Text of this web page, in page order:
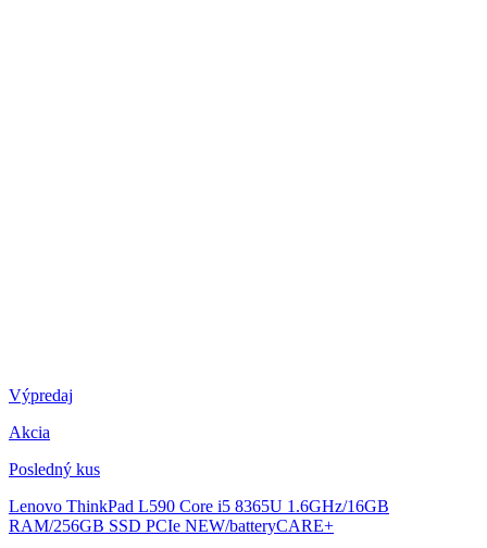
Výpredaj
Akcia
Posledný kus
Lenovo ThinkPad L590 Core i5 8365U 1.6GHz/16GB
RAM/256GB SSD PCIe NEW/batteryCARE+